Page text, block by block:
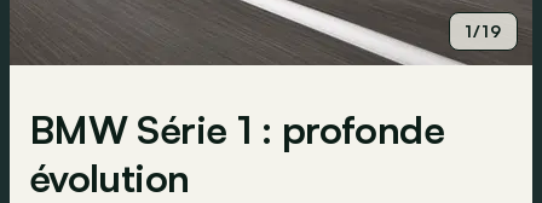
1/19
BMW Série 1 : profonde
évolution